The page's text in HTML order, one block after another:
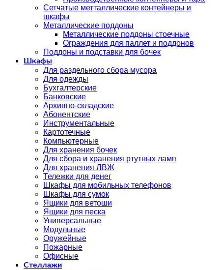
Сетчатые метталлические контейнеры и
шкафы
Металлические поддоны
Металлические поддоны стоечные
Ограждения для паллет и поддонов
Поддоны и подставки для бочек
Шкафы
Для раздельного сбора мусора
Для одежды
Бухгалтерские
Банковские
Архивно-складские
Абонентские
Инструментальные
Картотечные
Компьютерные
Для хранения бочек
Для сбора и хранения ртутных ламп
Для хранения ЛВЖ
Тележки для денег
Шкафы для мобильных телефонов
Шкафы для сумок
Ящики для ветоши
Ящики для песка
Универсальные
Модульные
Оружейные
Пожарные
Офисные
Стеллажи